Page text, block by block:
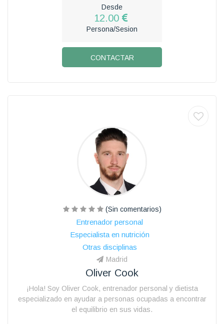
Desde
12.00
Persona/Sesion
CONTACTAR
(Sin comentarios)
Entrenador personal
Especialista en nutrición
Otras disciplinas
Madrid
Oliver Cook
¡Hola! Soy Oliver Cook, entrenador personal y dietista
especializado en ayudar a personas ocupadas a encontrar
el equilibrio en sus vidas.